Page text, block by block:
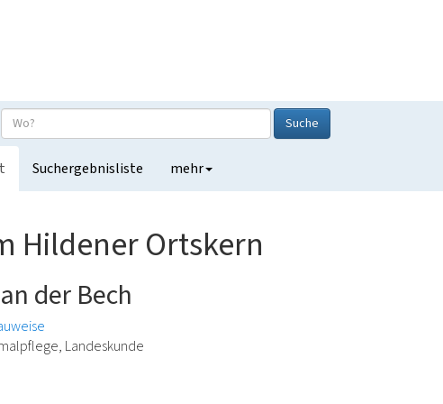
Suche
Suchergebnisliste mehr
Hildener Ortskern
der Bech
Landeskunde